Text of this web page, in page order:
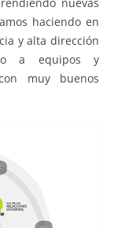
haciendo en
y alta dirección
a equipos y
muy buenos